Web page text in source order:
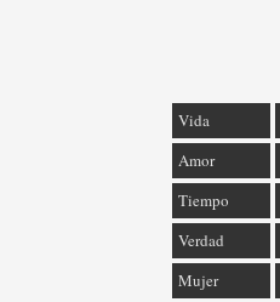
Vida
Amor
Tiempo
Verdad
Mujer